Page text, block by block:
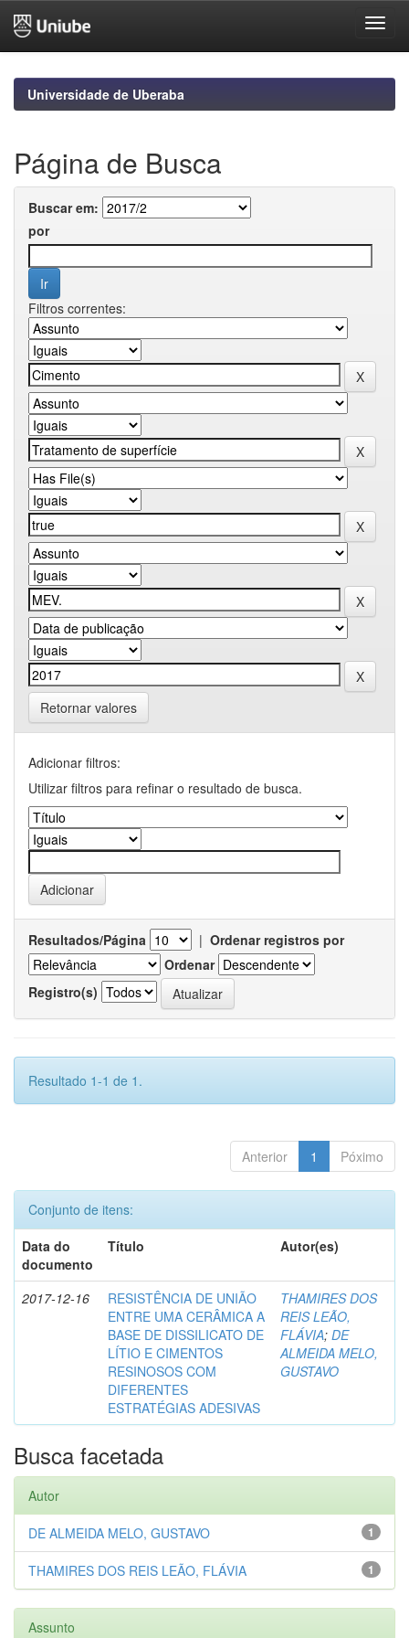
navigationUniversidade de Uberaba
Página de Busca
Buscar em:
por
Filtros correntes:
Retornar valores
Adicionar filtros:
Utilizar filtros para refinar o resultado de busca.
Resultados/Página | Ordenar registros por
Ordenar
Registro(s)
Resultado 1-1 de 1.
Anterior 1 Póximo
Conjunto de itens:
Data do
documento
Título Autor(es)
2017-12-16
RESISTÊNCIA DE UNIÃO
ENTRE UMA CERÂMICA A
BASE DE DISSILICATO DE
LÍTIO E CIMENTOS
RESINOSOS COM
DIFERENTES
ESTRATÉGIAS ADESIVAS
THAMIRES DOS
REIS LEÃO,
FLÁVIA; DE
ALMEIDA MELO,
GUSTAVO
Busca facetada
Autor
1
DE ALMEIDA MELO, GUSTAVO
1
THAMIRES DOS REIS LEÃO, FLÁVIA
Assunto